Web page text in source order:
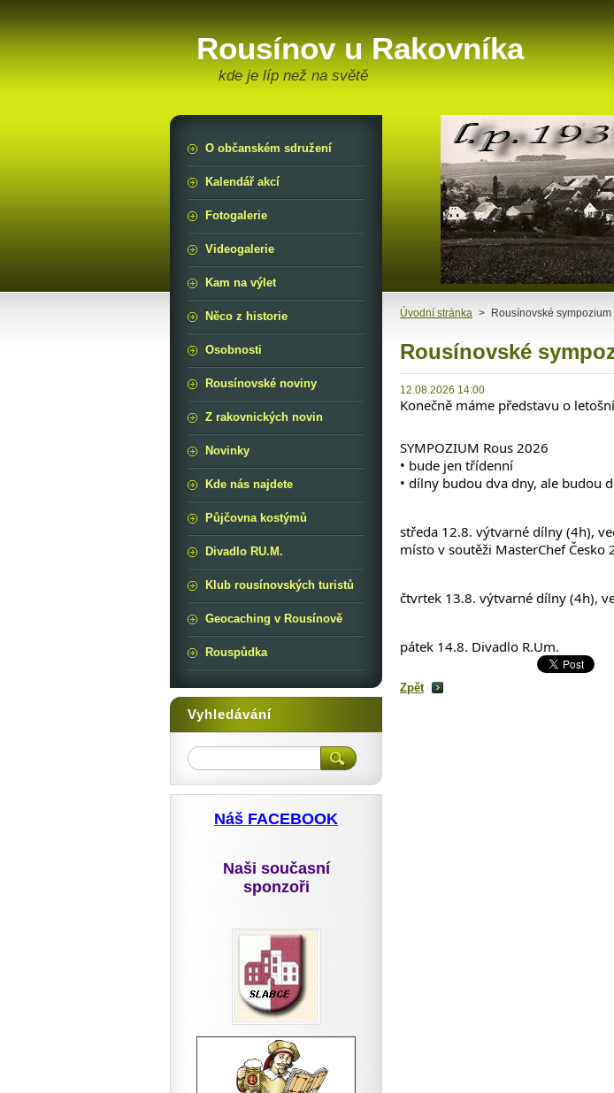
Rousínov u Rakovníka
kde je líp než na světě
Úvodní stránka > Rousínovské sympozium
Rousínovské
12.08.2026 14:00
Konečně máme představu o
SYMPOZIUM Rous 2026
• bude jen třídenní
• dílny budou dva dny, ale budou
středa 12.8. výtvarné dílny (4h),
místo v soutěži MasterChef Česko
čtvrtek 13.8. výtvarné dílny (4h),
pátek 14.8. Divadlo R.Um.
Zpět
O občanském sdružení
Kalendář akcí
Fotogalerie
Videogalerie
Kam na výlet
Něco z historie
Osobnosti
Rousínovské noviny
Z rakovnických novin
Novinky
Kde nás najdete
Půjčovna kostýmů
Divadlo RU.M.
Klub rousínovských turistů
Geocaching v Rousínově
Rouspůdka
Vyhledávání
Náš FACEBOOK
Naši současní
sponzoři